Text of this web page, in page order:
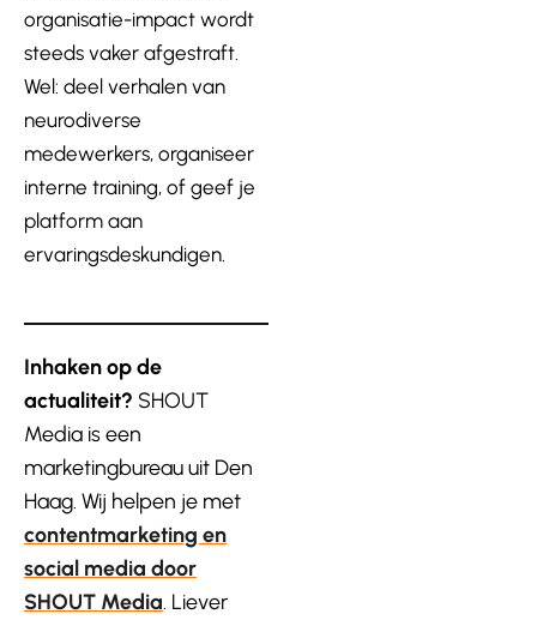
organisatie-impact wordt
steeds vaker afgestraft.
Wel: deel verhalen van
neurodiverse
medewerkers, organiseer
interne training, of geef je
platform aan
ervaringsdeskundigen.
Inhaken op de
actualiteit? SHOUT
Media is een
marketingbureau uit Den
Haag. Wij helpen je met
contentmarketing en
social media door
SHOUT Media . Liever